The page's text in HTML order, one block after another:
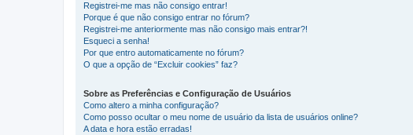
Registrei-me mas não consigo entrar!
Porque é que não consigo entrar no fórum?
Registrei-me anteriormente mas não consigo mais entrar?!
Esqueci a senha!
Por que entro automaticamente no fórum?
O que a opção de “Excluir cookies” faz?
Sobre as Preferências e Configuração de Usuários
Como altero a minha configuração?
Como posso ocultar o meu nome de usuário da lista de usuários online?
A data e hora estão erradas!